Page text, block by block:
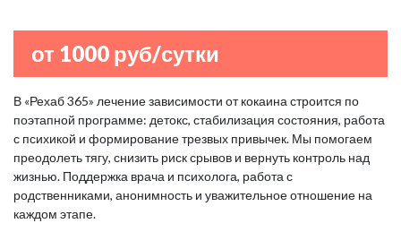
от 1000 руб/сутки
В «Рехаб 365» лечение зависимости от кокаина строится по
поэтапной программе: детокс, стабилизация состояния, работа
с психикой и формирование трезвых привычек. Мы помогаем
преодолеть тягу, снизить риск срывов и вернуть контроль над
жизнью. Поддержка врача и психолога, работа с
родственниками, анонимность и уважительное отношение на
каждом этапе.